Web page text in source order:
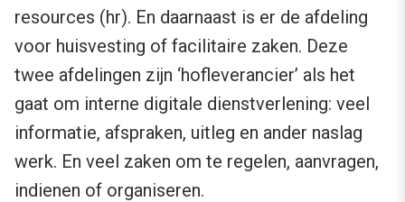
resources (hr). En daarnaast is er de afdeling
voor huisvesting of facilitaire zaken. Deze
twee afdelingen zijn ‘hofleverancier’ als het
gaat om interne digitale dienstverlening: veel
informatie, afspraken, uitleg en ander naslag
werk. En veel zaken om te regelen, aanvragen,
indienen of organiseren.